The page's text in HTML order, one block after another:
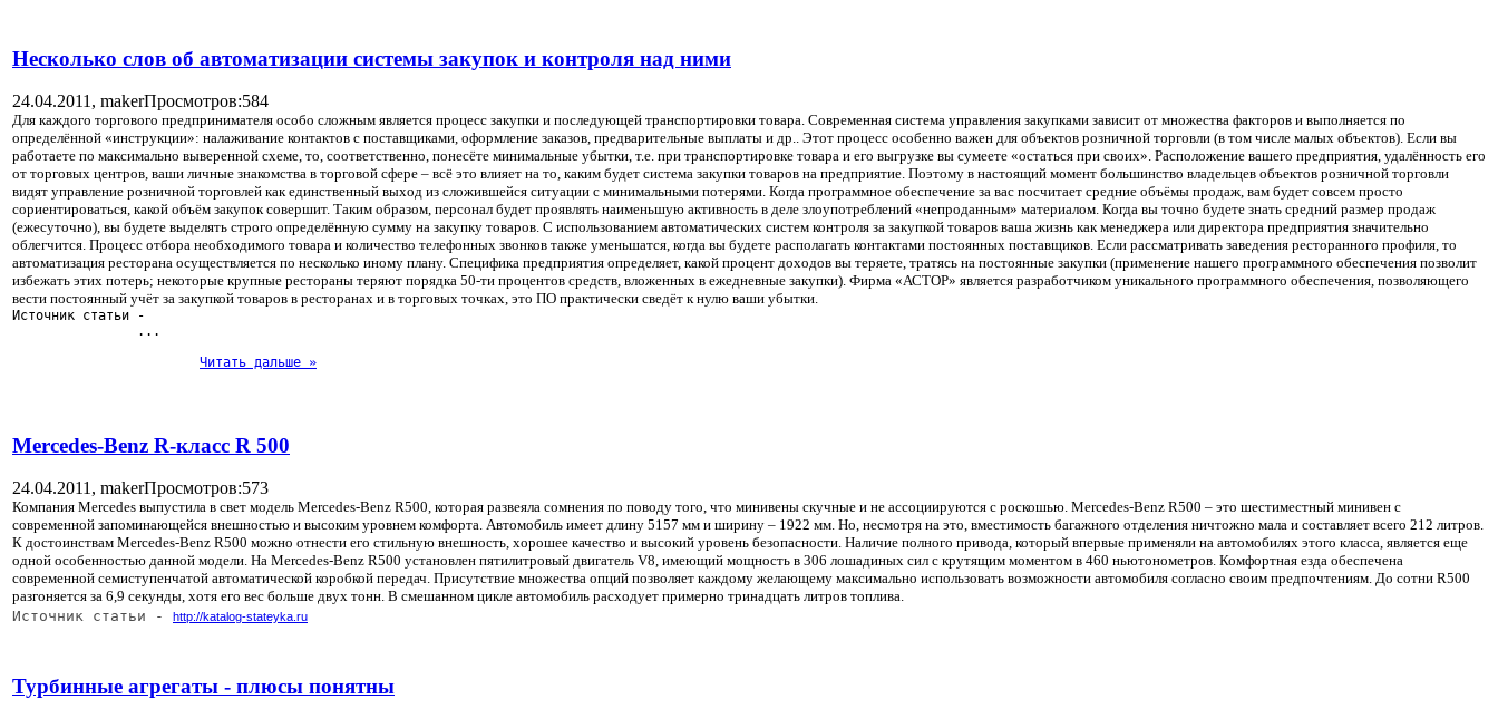
Несколько слов об автоматизации системы закупок и контроля над ними
24.04.2011, makerПросмотров:584
Для каждого торгового предпринимателя особо сложным является процесс закупки и последующей транспортировки товара. Современная система управления закупками зависит от множества факторов и выполняется по
определённой «инструкции»: налаживание контактов с поставщиками, оформление заказов, предварительные выплаты и др.. Этот процесс особенно важен для объектов розничной торговли (в том числе малых объектов). Если вы
работаете по максимально выверенной схеме, то, соответственно, понесёте минимальные убытки, т.е. при транспортировке товара и его выгрузке вы сумеете «остаться при своих». Расположение вашего предприятия, удалённость его
от торговых центров, ваши личные знакомства в торговой сфере – всё это влияет на то, каким будет система закупки товаров на предприятие. Поэтому в настоящий момент большинство владельцев объектов розничной торговли
видят управление розничной торговлей как единственный выход из сложившейся ситуации с минимальными потерями. Когда программное обеспечение за вас посчитает средние объёмы продаж, вам будет совсем просто
сориентироваться, какой объём закупок совершит. Таким образом, персонал будет проявлять наименьшую активность в деле злоупотреблений «непроданным» материалом. Когда вы точно будете знать средний размер продаж
(ежесуточно), вы будете выделять строго определённую сумму на закупку товаров. С использованием автоматических систем контроля за закупкой товаров ваша жизнь как менеджера или директора предприятия значительно
облегчится. Процесс отбора необходимого товара и количество телефонных звонков также уменьшатся, когда вы будете располагать контактами постоянных поставщиков. Если рассматривать заведения ресторанного профиля, то
автоматизация ресторана осуществляется по несколько иному плану. Специфика предприятия определяет, какой процент доходов вы теряете, тратясь на постоянные закупки (применение нашего программного обеспечения позволит
избежать этих потерь; некоторые крупные рестораны теряют порядка 50-ти процентов средств, вложенных в ежедневные закупки). Фирма «АСТОР» является разработчиком уникального программного обеспечения, позволяющего
вести постоянный учёт за закупкой товаров в ресторанах и в торговых точках, это ПО практически сведёт к нулю ваши убытки.
Источник статьи -
...
Читать дальше »
Mercedes-Benz R-класс R 500
24.04.2011, makerПросмотров:573
Компания Mercedes выпустила в свет модель Mercedes-Benz R500, которая развеяла сомнения по поводу того, что минивены скучные и не ассоциируются с роскошью. Mercedes-Benz R500 – это шестиместный минивен с
современной запоминающейся внешностью и высоким уровнем комфорта. Автомобиль имеет длину 5157 мм и ширину – 1922 мм. Но, несмотря на это, вместимость багажного отделения ничтожно мала и составляет всего 212 литров.
К достоинствам Mercedes-Benz R500 можно отнести его стильную внешность, хорошее качество и высокий уровень безопасности. Наличие полного привода, который впервые применяли на автомобилях этого класса, является еще
одной особенностью данной модели. На Mercedes-Benz R500 установлен пятилитровый двигатель V8, имеющий мощность в 306 лошадиных сил с крутящим моментом в 460 ньютонометров. Комфортная езда обеспечена
современной семиступенчатой автоматической коробкой передач. Присутствие множества опций позволяет каждому желающему максимально использовать возможности автомобиля согласно своим предпочтениям. До сотни R500
разгоняется за 6,9 секунды, хотя его вес больше двух тонн. В смешанном цикле автомобиль расходует примерно тринадцать литров топлива.
Источник статьи -
http://katalog-stateyka.ru
Турбинные агрегаты - плюсы понятны